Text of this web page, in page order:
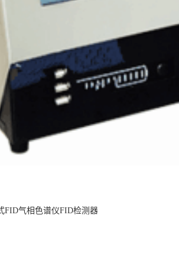
FID气相色谱仪FID检测器